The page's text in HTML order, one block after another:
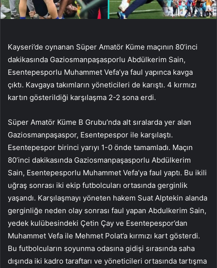
Kayseri’de oynanan Süper Amatör Küme maçının 80’inci
dakikasında Gaziosmanpaşasporlu Abdülkerim Sain,
Esentepesporlu Muhammet Vefa’ya faul yapınca kavga
çıktı. Kavgaya takımların yöneticileri de karıştı. 4 kırmızı
kartın gösterildiği karşılaşma 2-2 sona erdi.
Süper Amatör Küme B Grubu’nda alt sıralarda yer alan
Gaziosmanpaşaspor, Esentepespor ile karşılaştı.
Esentepespor birinci yarıyı 1-0 önde tamamladı. Maçın
80’inci dakikasında Gaziosmanpaşasporlu Abdülkerim
Sain, Esentepesporlu Muhammet Vefa’ya faul yaptı. Bu ikili
uğraş sonrası iki ekip futbolcuları ortasında gerginlik
yaşandı. Karşılaşmayı yöneten hakem Suat Alptekin alanda
gerginliğe neden olay sonrası faul yapan Abdulkerim Sain,
yedek kulübesindeki Çetin Çay ve Esentepespor’dan
Muhammet Vefa ile Mehmet Polat’a kırmızı kart gösterdi.
Bu futbolcuların soyunma odasına gidişi sırasında saha
dışında iki kadro taraftarı ve yöneticileri ortasında tartışma